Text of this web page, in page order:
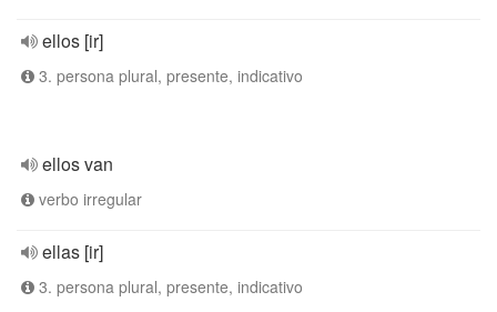
ellos [ir]
3. persona plural, presente, indicativo
ellos van
verbo irregular
ellas [ir]
3. persona plural, presente, indicativo